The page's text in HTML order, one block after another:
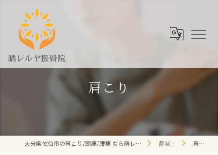
肩こり
大分県佐伯市の肩こり/頭痛/腰痛 なら晴レルヤ整体院 症状一覧 肩こり